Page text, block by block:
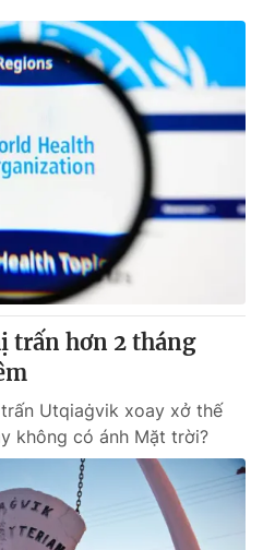
Shorts video
VTV Thể thao
Tấm lòng Việt
Vươn mình bằng AI
English
trấn hơn 2 tháng
Utqiaġvik xoay xở thế
không có ánh Mặt trời?